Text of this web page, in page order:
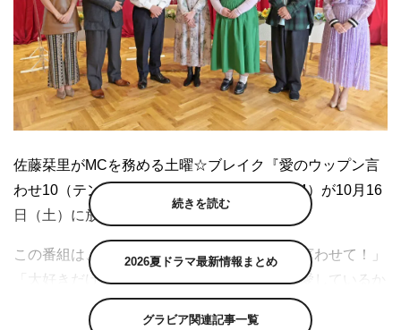
佐藤栞里がMCを務める土曜☆ブレイク『愛のウップン言
わせ10（テン）』（TBS系 後2・00～2・54）が10月16
日（土）に放送される。
この番組は、「大好きなんだけどこれだけは言わせて！」
「大好きだけどココがちょっと不満…」と、愛しているか
らこそ湧き出てくるウップンをランキング形式で発表して
続きを読む
2026夏ドラマ最新情報まとめ
グラビア関連記事一覧